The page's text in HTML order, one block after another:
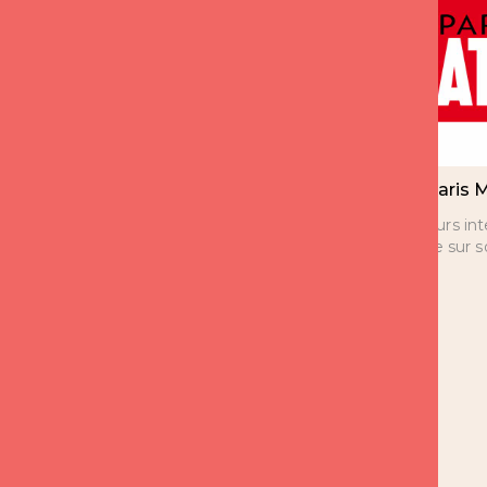
Paris
Plusieurs
Florence sur